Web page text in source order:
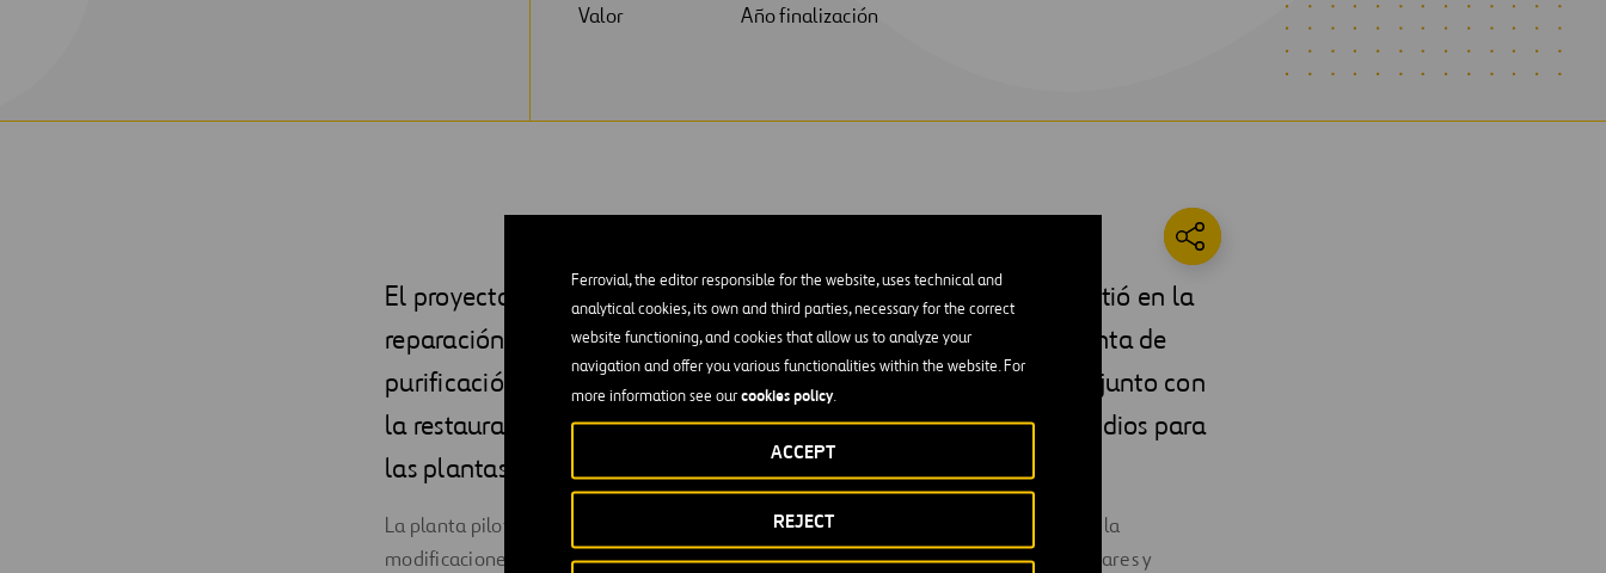
Ferrovial, the editor responsible for the website, uses technical and
analytical cookies, its own and third parties, necessary for the correct
website functioning, and cookies that allow us to analyze your
navigation and offer you various functionalities within the website. For
more information see ourcookies policy.
REJECT
ACCEPT
Valor Año finalización
El proyecto de la Planta de depuración de aguas del Este consistió en la
reparación y rehabilitación de los sistemas de proceso de la Planta de
purificación de agua del Este (EWPP) de la ciudad de Houston, junto con
la restauración de 36 cuencas de filtro y la sustitución de los medios para
las plantas 1, 2 y 3.
La planta piloto consistió en la instalación de plataformas y escaleras de acero para la
modificaciones de tuberías, bombas de cavidad progresiva, paneles de control auxiliares y